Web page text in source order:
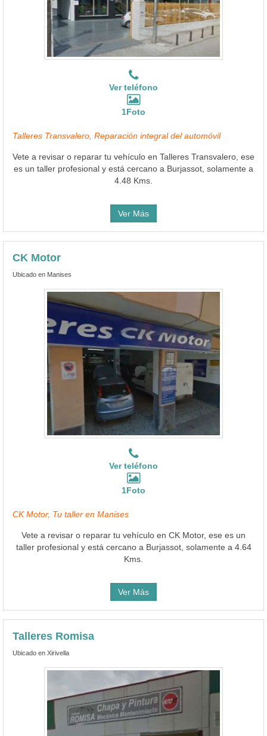
Ver teléfono
1Foto
Talleres Transvalero, Reparación integral del automóvil
Vete a revisar o reparar tu vehículo en Talleres Transvalero, ese
es un taller profesional y está cercano a Burjassot, solamente a
4.48 Kms.
Ver Más
CK Motor
Ubicado en Manises
Ver teléfono
1Foto
CK Motor, Tu taller en Manises
Vete a revisar o reparar tu vehículo en CK Motor, ese es un
taller profesional y está cercano a Burjassot, solamente a 4.64
Kms.
Ver Más
Talleres Romisa
Ubicado en Xirivella